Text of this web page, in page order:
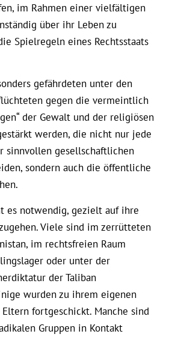
im Rahmen einer vielfältigen
über ihr Leben zu
Spielregeln eines Rechtsstaats
gefährdeten unter den
gegen die vermeintlich
der Gewalt und der religiösen
werden, die nicht nur jede
sinnvollen gesellschaftlichen
sondern auch die öffentliche
es notwendig, gezielt auf ihre
Viele sind im zerrütteten
im rechtsfreien Raum
oder unter der
der Taliban
wurden zu ihrem eigenen
fortgeschickt. Manche sind
Gruppen in Kontakt